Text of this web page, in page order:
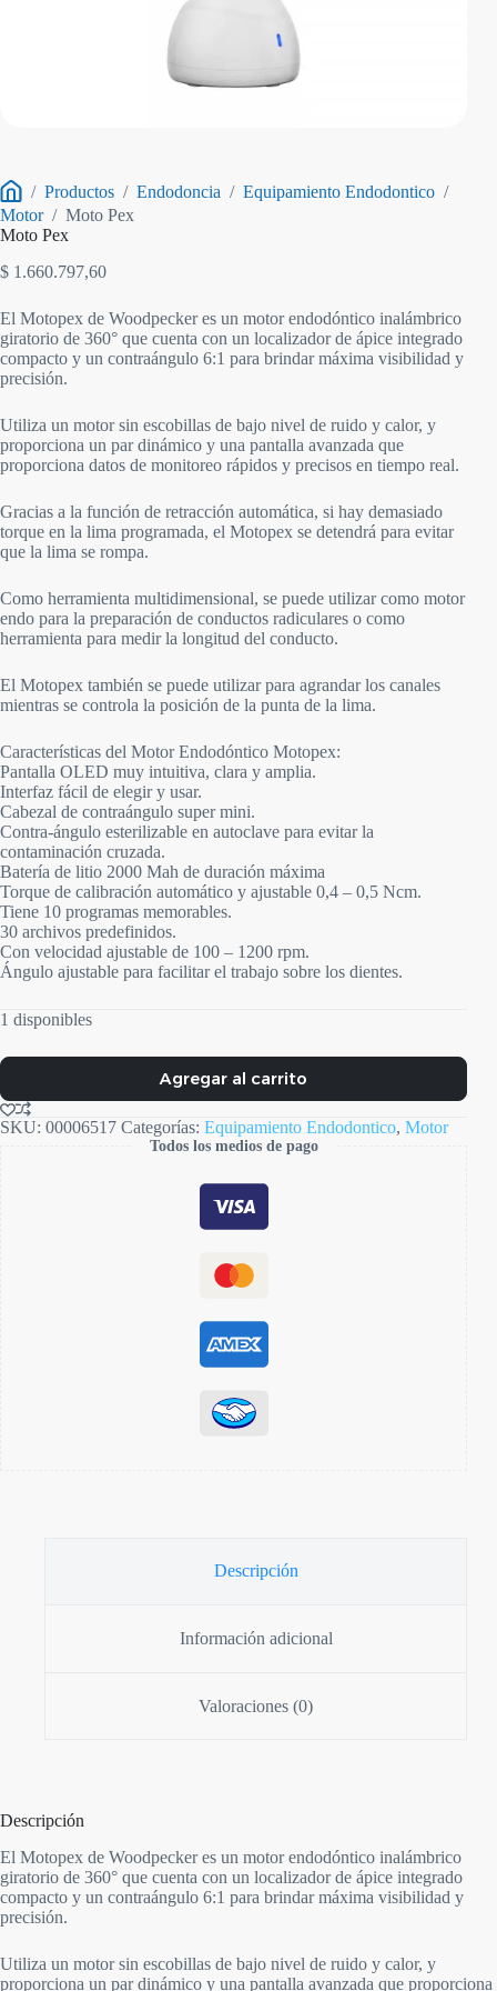
Inicio
/ Productos / Endodoncia / Equipamiento Endodontico /
Motor / Moto Pex
Moto Pex
$ 1.660.797,60
El Motopex de Woodpecker es un motor endodóntico inalámbrico
giratorio de 360° que cuenta con un localizador de ápice integrado
compacto y un contraángulo 6:1 para brindar máxima visibilidad y
precisión.
Utiliza un motor sin escobillas de bajo nivel de ruido y calor, y
proporciona un par dinámico y una pantalla avanzada que
proporciona datos de monitoreo rápidos y precisos en tiempo real.
Gracias a la función de retracción automática, si hay demasiado
torque en la lima programada, el Motopex se detendrá para evitar
que la lima se rompa.
Como herramienta multidimensional, se puede utilizar como motor
endo para la preparación de conductos radiculares o como
herramienta para medir la longitud del conducto.
El Motopex también se puede utilizar para agrandar los canales
mientras se controla la posición de la punta de la lima.
Características del Motor Endodóntico Motopex:
Pantalla OLED muy intuitiva, clara y amplia.
Interfaz fácil de elegir y usar.
Cabezal de contraángulo super mini.
Contra-ángulo esterilizable en autoclave para evitar la
contaminación cruzada.
Batería de litio 2000 Mah de duración máxima
Torque de calibración automático y ajustable 0,4 – 0,5 Ncm.
Tiene 10 programas memorables.
30 archivos predefinidos.
Con velocidad ajustable de 100 – 1200 rpm.
Ángulo ajustable para facilitar el trabajo sobre los dientes.
1 disponibles
Agregar al carrito
SKU: 00006517 Categorías: Equipamiento Endodontico, Motor
Todos los medios de pago
Descripción
Información adicional
Valoraciones (0)
Descripción
El Motopex de Woodpecker es un motor endodóntico inalámbrico
giratorio de 360° que cuenta con un localizador de ápice integrado
compacto y un contraángulo 6:1 para brindar máxima visibilidad y
precisión.
Utiliza un motor sin escobillas de bajo nivel de ruido y calor, y
proporciona un par dinámico y una pantalla avanzada que proporciona